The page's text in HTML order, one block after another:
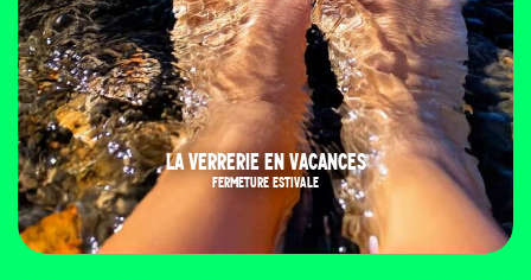
LA VERRERIE EN VACANCES
FERMETURE ESTIVALE